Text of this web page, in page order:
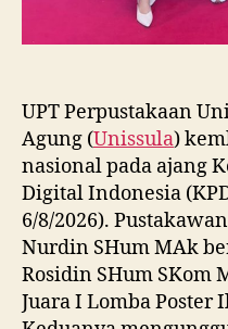
UPT Perpustakaan
Agung (Unissula)
nasional pada ajang
Digital Indonesia
6/8/2026). Pustakawan
Nurdin SHum MAk
Rosidin SHum SKom
Juara I Lomba Poster